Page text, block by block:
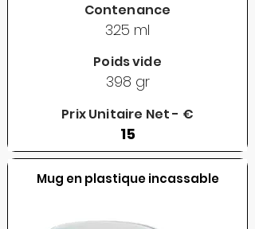
Contenance
325 ml
Poids vide
398 gr
Prix Unitaire Net - €
15
Mug en plastique incassable